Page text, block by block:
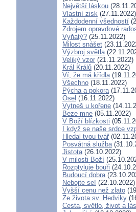
Největší láskou
Vlastní zisk (27.11.2022)
Každodenní všedností
Zdrojem opravdové
Vyňatý? (25.11.2022)
Milost snášet
Výzbroj světla
Veliký vzor (21.11.2022)
Král Králů (20.11.2022)
Ví, že má křídla
Všechno (18.11.2022)
Pýcha a pokora
Osel (16.11.2022)
Vytneš u kořene
Beze mne (05.11.2022)
V Boží blízkosti
I když se naše srdce
Hledal tvou tvář
Posvátná služba
Jistota(26.10.2022)
V milosti Boží
Rozptyluje bouři
Budoucí dobra
Nebojte se! (22.10.2022)
Vyšší cenu než zlato
Ze života sv. Hedviky
Cesta, světlo, život a